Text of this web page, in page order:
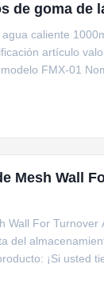
de goma de
caliente
artículo
FMX-01
Mesh Wall
Wall For
del
¡Si usted